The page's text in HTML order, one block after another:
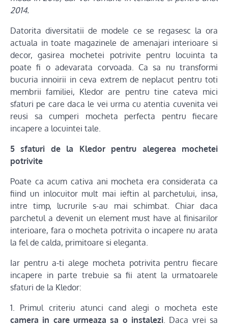
2014.
Datorita diversitatii de modele ce se regasesc la ora
actuala in toate magazinele de amenajari interioare si
decor, gasirea mochetei potrivite pentru locuinta ta
poate fi o adevarata corvoada. Ca sa nu transformi
bucuria innoirii in ceva extrem de neplacut pentru toti
membrii familiei, Kledor are pentru tine cateva mici
sfaturi pe care daca le vei urma cu atentia cuvenita vei
reusi sa cumperi mocheta perfecta pentru fiecare
incapere a locuintei tale.
5 sfaturi de la Kledor pentru alegerea mochetei
potrivite
Poate ca acum cativa ani mocheta era considerata ca
fiind un inlocuitor mult mai ieftin al parchetului, insa,
intre timp, lucrurile s-au mai schimbat. Chiar daca
parchetul a devenit un element must have al finisarilor
interioare, fara o mocheta potrivita o incapere nu arata
la fel de calda, primitoare si eleganta.
Iar pentru a-ti alege mocheta potrivita pentru fiecare
incapere in parte trebuie sa fii atent la urmatoarele
sfaturi de la Kledor:
1. Primul criteriu atunci cand alegi o mocheta este
camera in care urmeaza sa o instalezi . Daca vrei sa